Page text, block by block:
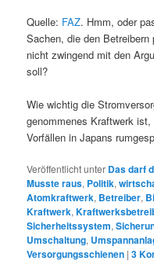
Quelle: FAZ. Hmm, oder
Sachen, die den
nicht zwingend mit den
soll?
Wie wichtig die
genommenes Kraftwerk
Vorfällen in Japans
Veröffentlicht unter Das darf
Musste raus, Politik,
Atomkraftwerk, Betreiber,
Kraftwerk,
Sicherheitssystem,
Umschaltung,
Versorgungsschienen |3